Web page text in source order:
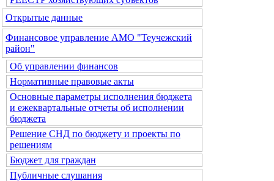
Открытые данные
Финансовое управление АМО "Теучежский
район"
Об управлении финансов
Нормативные правовые акты
Основные параметры исполнения бюджета
и ежеквартальные отчеты об исполнении
бюджета
Решение СНД по бюджету и проекты по
решениям
Бюджет для граждан
Публичные слушания